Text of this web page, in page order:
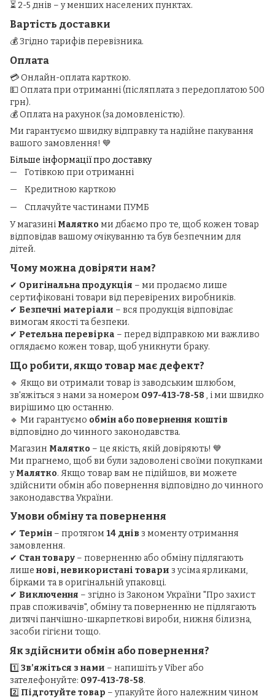
⏳ 2-5 днів – у менших населених пунктах.
Вартість доставки
💰 Згідно тарифів перевізника.
Оплата
💳 Онлайн-оплата карткою.
💵 Оплата при отриманні (післяплата з передоплатою 500
грн).
💰 Оплата на рахунок (за домовленістю).
Ми гарантуємо швидку відправку та надійне пакування
вашого замовлення! 💙
Більше інформації про доставку
Готівкою при отриманні
Кредитною карткою
Сплачуйте частинами ПУМБ
У магазині Малятко ми дбаємо про те, щоб кожен товар
відповідав вашому очікуванню та був безпечним для
дітей.
Чому можна довіряти нам?
✔ Оригінальна продукція – ми продаємо лише
сертифіковані товари від перевірених виробників.
✔ Безпечні матеріали – вся продукція відповідає
вимогам якості та безпеки.
✔ Ретельна перевірка – перед відправкою ми важливо
оглядаємо кожен товар, щоб уникнути браку.
Що робити, якщо товар має дефект?
🔹 Якщо ви отримали товар із заводським шлюбом,
зв'яжіться з нами за номером 097-413-78-58 , і ми швидко
вирішимо цю останню.
🔹 Ми гарантуємо обмін або повернення коштів
відповідно до чинного законодавства.
Магазин Малятко – це якість, якій довіряють! 💙
Ми прагнемо, щоб ви були задоволені своїми покупками
уМалятко. Якщо товар вам не підійшов, ви можете
здійснити обмін або повернення відповідно до чинного
законодавства України.
Умови обміну та повернення
✔ Термін – протягом 14 днів з моменту отримання
замовлення.
✔ Стан товару – поверненню або обміну підлягають
лише нові, невикористані товари з усіма ярликами,
бірками та в оригінальній упаковці.
✔ Виключення – згідно із Законом України "Про захист
прав споживачів", обміну та поверненню не підлягають
дитячі панчішно-шкарпеткові вироби, нижня білизна,
засоби гігієни тощо.
Як здійснити обмін або повернення?
1️⃣ Зв’яжіться з нами – напишіть у Viber або
зателефонуйте: 097-413-78-58.
2️⃣ Підготуйте товар – упакуйте його належним чином